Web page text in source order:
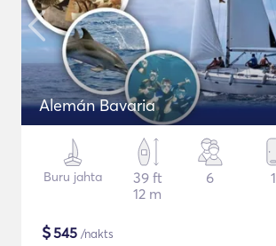
Alemán Bavaria
Buru jahta
39 ft
12 m
6 1
$545 /nakts